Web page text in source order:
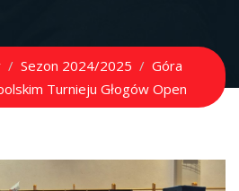
Sezon 2024/2025
Góra
Turnieju Głogów Open